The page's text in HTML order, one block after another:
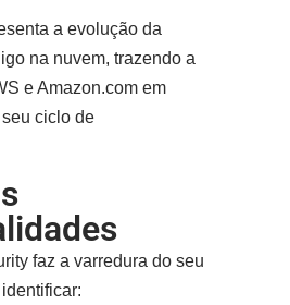
a evolução da
na nuvem, trazendo a
e Amazon.com em
ciclo de
faz a varredura do seu